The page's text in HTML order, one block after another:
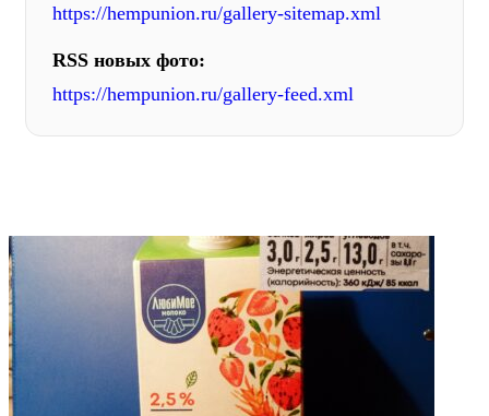
https://hempunion.ru/gallery-sitemap.xml
RSS новых фото:
https://hempunion.ru/gallery-feed.xml